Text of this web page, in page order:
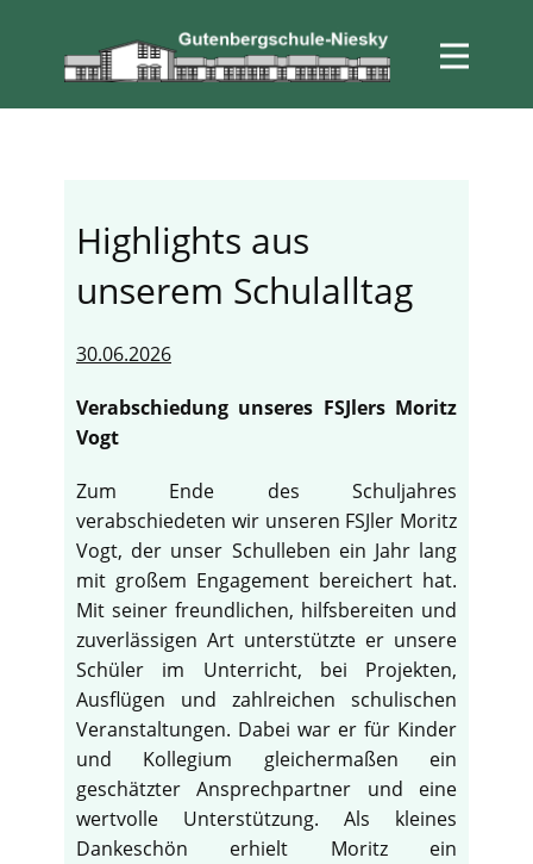
Highlights aus
unserem Schulalltag
30.06.2026
Verabschiedung unseres FSJlers Moritz
Vogt
Zum Ende des Schuljahres
verabschiedeten wir unseren FSJler Moritz
Vogt, der unser Schulleben ein Jahr lang
mit großem Engagement bereichert hat.
Mit seiner freundlichen, hilfsbereiten und
zuverlässigen Art unterstützte er unsere
Schüler im Unterricht, bei Projekten,
Ausflügen und zahlreichen schulischen
Veranstaltungen. Dabei war er für Kinder
und Kollegium gleichermaßen ein
geschätzter Ansprechpartner und eine
wertvolle Unterstützung. Als kleines
Dankeschön erhielt Moritz ein